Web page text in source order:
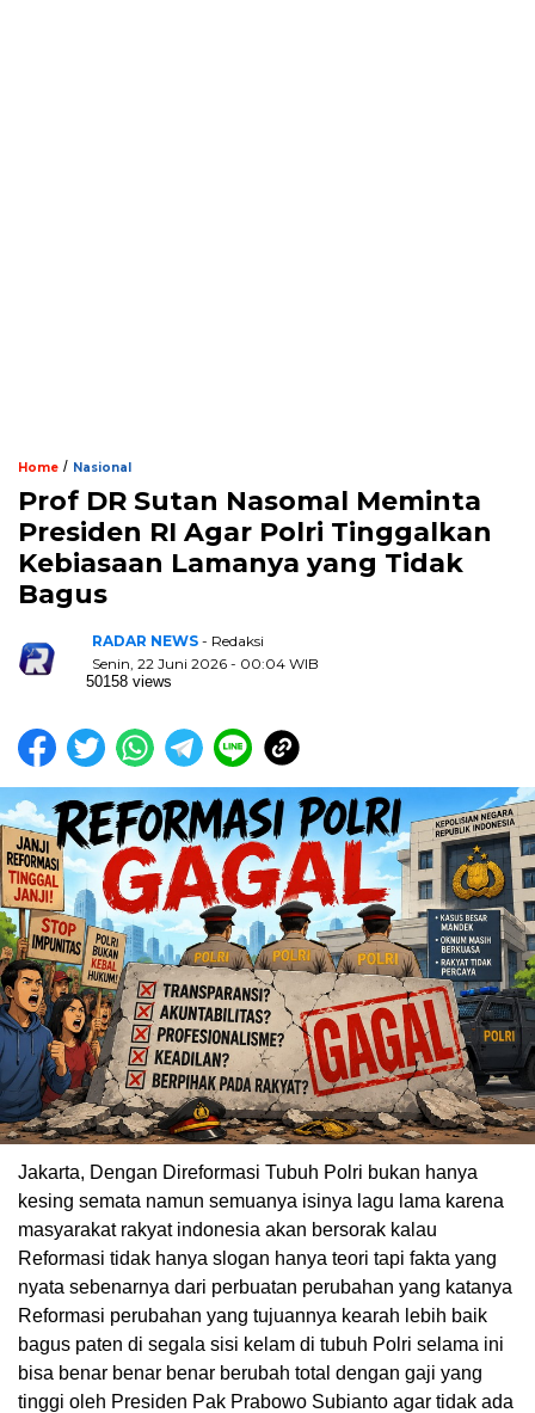
Home / Nasional
Prof DR Sutan Nasomal Meminta
Presiden RI Agar Polri Tinggalkan
Kebiasaan Lamanya yang Tidak
Bagus
RADAR NEWS - Redaksi
Senin, 22 Juni 2026 - 00:04 WIB
50158 views
Jakarta, Dengan Direformasi Tubuh Polri bukan hanya
kesing semata namun semuanya isinya lagu lama karena
masyarakat rakyat indonesia akan bersorak kalau
Reformasi tidak hanya slogan hanya teori tapi fakta yang
nyata sebenarnya dari perbuatan perubahan yang katanya
Reformasi perubahan yang tujuannya kearah lebih baik
bagus paten di segala sisi kelam di tubuh Polri selama ini
bisa benar benar benar berubah total dengan gaji yang
tinggi oleh Presiden Pak Prabowo Subianto agar tidak ada